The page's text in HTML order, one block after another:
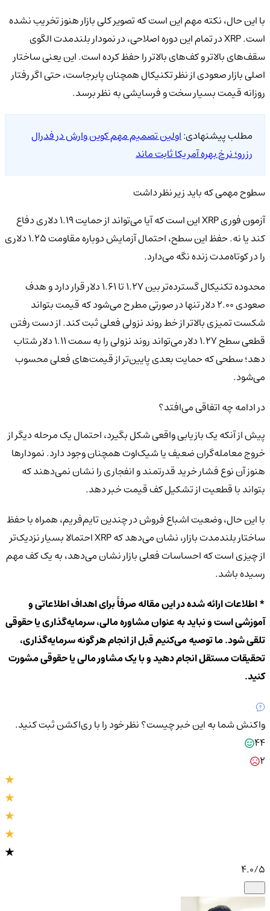
با این حال، نکته مهم این است که تصویر کلی بازار هنوز تخریب نشده
است. XRP در تمام این دوره اصلاحی، در نمودار بلندمدت الگوی
سقف‌های بالاتر و کف‌های بالاتر را حفظ کرده است. این یعنی ساختار
اصلی بازار صعودی از نظر تکنیکال همچنان پابرجاست، حتی اگر رفتار
روزانه قیمت بسیار سخت و فرسایشی به نظر برسد.
مطلب پیشنهادی:اولین تصمیم مهم کوین وارش در فدرال
رزرو؛ نرخ بهره آمریکا ثابت ماند
سطوح مهمی که باید زیر نظر داشت
آزمون فوری XRP این است که آیا می‌تواند از حمایت ۱.۱۹ دلاری دفاع
کند یا نه. حفظ این سطح، احتمال آزمایش دوباره مقاومت ۱.۲۵ دلاری
را در کوتاه‌مدت زنده نگه می‌دارد.
محدوده تکنیکال گسترده‌تر بین ۱.۲۷ تا ۱.۶۱ دلار قرار دارد و هدف
صعودی ۲.۰۰ دلار تنها در صورتی مطرح می‌شود که قیمت بتواند
شکست تمیزی بالاتر از خط روند نزولی فعلی ثبت کند. از دست رفتن
قطعی سطح ۱.۲۷ دلار می‌تواند روند نزولی را به سمت ۱.۱۱ دلار شتاب
دهد؛ سطحی که حمایت بعدی پایین‌تر از قیمت‌های فعلی محسوب
می‌شود.
در ادامه چه اتفاقی می‌افتد؟
پیش از آنکه یک بازیابی واقعی شکل بگیرد، احتمال یک مرحله دیگر از
خروج معامله‌گران ضعیف یا شیک‌اوت همچنان وجود دارد. نمودارها
هنوز آن نوع فشار خرید قدرتمند و انفجاری را نشان نمی‌دهند که
بتواند با قطعیت از تشکیل کف قیمت خبر دهد.
با این حال، وضعیت اشباع فروش در چندین تایم‌فریم، همراه با حفظ
ساختار بلندمدت بازار، نشان می‌دهد که XRP احتمالا بسیار نزدیک‌تر
از چیزی است که احساسات فعلی بازار نشان می‌دهد، به یک کف مهم
رسیده باشد.
* اطلاعات ارائه شده در این مقاله صرفاً برای اهداف اطلاعاتی و
آموزشی است و نباید به عنوان مشاوره مالی، سرمایه‌گذاری یا حقوقی
تلقی شود. ما توصیه می‌کنیم قبل از انجام هر گونه سرمایه‌گذاری،
تحقیقات مستقل انجام دهید و با یک مشاور مالی یا حقوقی مشورت
کنید.
واکنش شما به این خبر چیست؟نظر خود را با ری‌اکشن ثبت کنید.
44
4.0/5